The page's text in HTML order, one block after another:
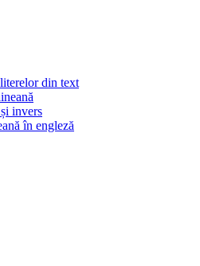
din text
invers
în engleză